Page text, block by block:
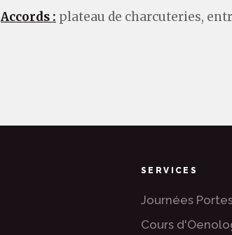
Accords : plateau de charcuteries,
SERVICES
Journées
Cours